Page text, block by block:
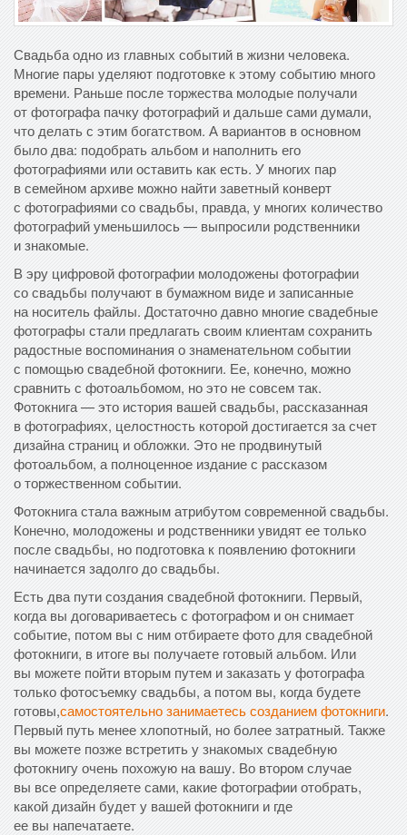
Свадьба одно из главных событий в жизни человека.
Многие пары уделяют подготовке к этому событию много
времени. Раньше после торжества молодые получали
от фотографа пачку фотографий и дальше сами думали,
что делать с этим богатством. А вариантов в основном
было два: подобрать альбом и наполнить его
фотографиями или оставить как есть. У многих пар
в семейном архиве можно найти заветный конверт
с фотографиями со свадьбы, правда, у многих количество
фотографий уменьшилось — выпросили родственники
и знакомые.
В эру цифровой фотографии молодожены фотографии
со свадьбы получают в бумажном виде и записанные
на носитель файлы. Достаточно давно многие свадебные
фотографы стали предлагать своим клиентам сохранить
радостные воспоминания о знаменательном событии
с помощью свадебной фотокниги. Ее, конечно, можно
сравнить с фотоальбомом, но это не совсем так.
Фотокнига — это история вашей свадьбы, рассказанная
в фотографиях, целостность которой достигается за счет
дизайна страниц и обложки. Это не продвинутый
фотоальбом, а полноценное издание с рассказом
о торжественном событии.
Фотокнига стала важным атрибутом современной свадьбы.
Конечно, молодожены и родственники увидят ее только
после свадьбы, но подготовка к появлению фотокниги
начинается задолго до свадьбы.
Есть два пути создания свадебной фотокниги. Первый,
когда вы договариваетесь с фотографом и он снимает
событие, потом вы с ним отбираете фото для свадебной
фотокниги, в итоге вы получаете готовый альбом. Или
вы можете пойти вторым путем и заказать у фотографа
только фотосъемку свадьбы, а потом вы, когда будете
готовы,самостоятельно занимаетесь созданием фотокниги.
Первый путь менее хлопотный, но более затратный. Также
вы можете позже встретить у знакомых свадебную
фотокнигу очень похожую на вашу. Во втором случае
вы все определяете сами, какие фотографии отобрать,
какой дизайн будет у вашей фотокниги и где
ее вы напечатаете.